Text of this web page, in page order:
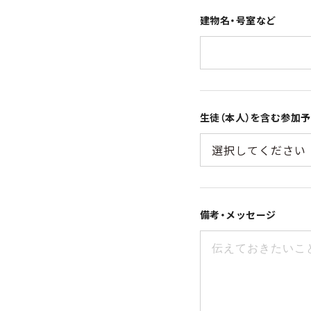
建物名・号室など
生徒（本人）を含む参加
備考・メッセージ